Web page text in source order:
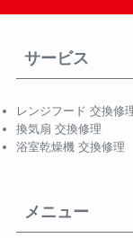
サービス
レンジフード 交換修
換気扇 交換修理
浴室乾燥機 交換修理
メニュー